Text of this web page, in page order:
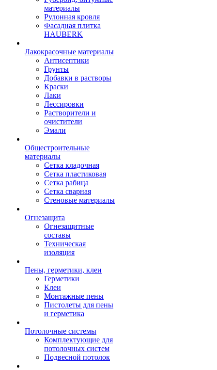
материалы
Рулонная кровля
Фасадная плитка
HAUBERK
Лакокрасочные материалы
Антисептики
Грунты
Добавки в растворы
Краски
Лаки
Лессировки
Растворители и
очистители
Эмали
Общестроительные
материалы
Сетка кладочная
Сетка пластиковая
Сетка рабица
Сетка сварная
Стеновые материалы
Огнезащита
Огнезащитные
составы
Техническая
изоляция
Пены, герметики, клеи
Герметики
Клеи
Монтажные пены
Пистолеты для пены
и герметика
Потолочные системы
Комплектующие для
потолочных систем
Подвесной потолок